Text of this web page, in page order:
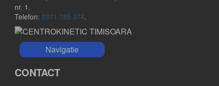
nr. 1.
Telefon: 0371 785 374.
Navigatie
CONTACT